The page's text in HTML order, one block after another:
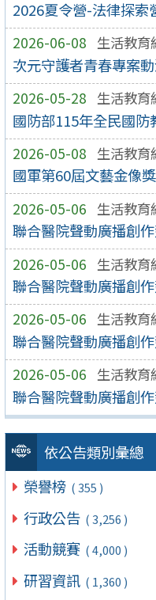
2026夏令營-法律探索
2026-06-08 生活教育
次元守護者青春專案
2026-05-28 生活教育
國防部115年全民國
2026-05-08 生活教育
國軍第60屆文藝金像
2026-05-06 生活教育
聯合醫院聲動廣播創
2026-05-06 生活教育
聯合醫院聲動廣播創
2026-05-06 生活教育
聯合醫院聲動廣播創
2026-05-06 生活教育
聯合醫院聲動廣播創
依公告類別彙總
榮譽榜 ( 355 )
行政公告 ( 3,256 )
活動競賽 ( 4,000 )
研習資訊 ( 1,360 )